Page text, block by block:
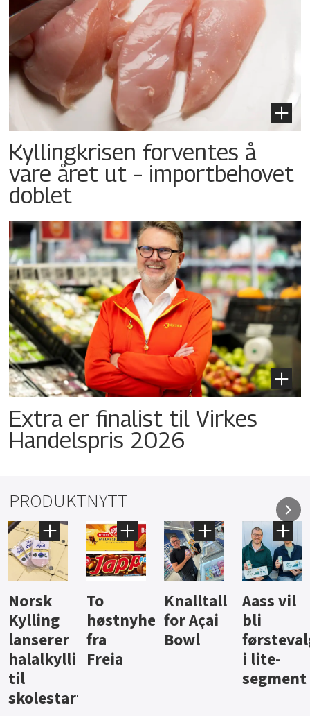
Kyllingkrisen forventes å
vare året ut – importbehovet
doblet
Extra er finalist til Virkes
Handelspris 2026
PRODUKTNYTT
Knalltall
for Açai
Bowl
Aass vil
bli
førstevalg
i lite-
Brus og
jus fra
Berentsen
Hard
iste fra
Hansa